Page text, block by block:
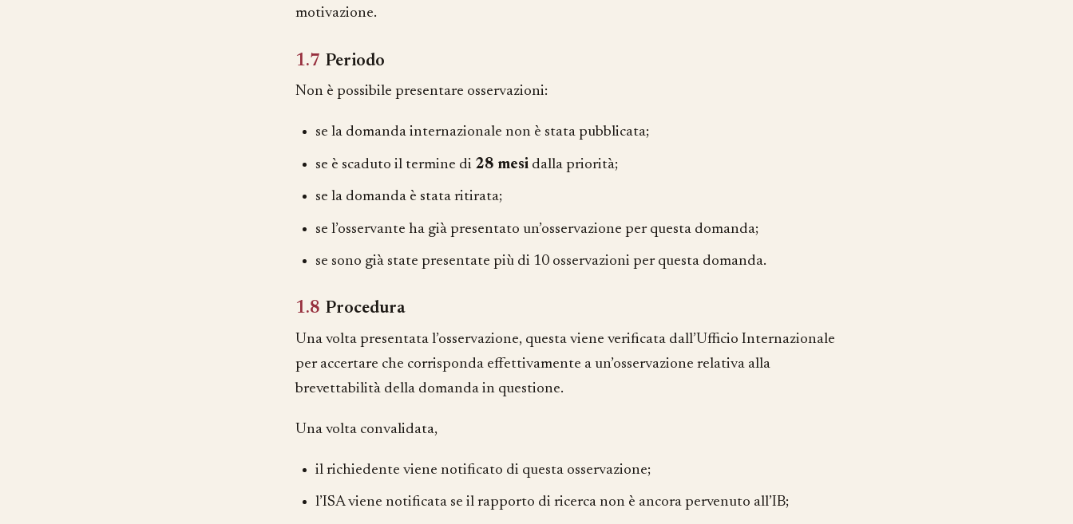
motivazione.
1.7 Periodo
Non è possibile presentare osservazioni:
se la domanda internazionale non è stata pubblicata;
se è scaduto il termine di 28 mesidalla priorità;
se la domanda è stata ritirata;
se l’osservante ha già presentato un’osservazione per questa domanda;
se sono già state presentate più di 10 osservazioni per questa domanda.
1.8 Procedura
Una volta presentata l’osservazione, questa viene verificata dall’Ufficio Internazionale
per accertare che corrisponda effettivamente a un’osservazione relativa alla
brevettabilità della domanda in questione.
Una volta convalidata,
il richiedente viene notificato di questa osservazione;
l’ISA viene notificata se il rapporto di ricerca non è ancora pervenuto all’IB;